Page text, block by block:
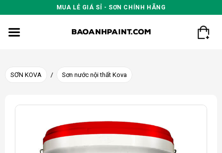
to
content
MUA LẺ GIÁ SỈ - SƠN CHÍNH HÃNG
SƠN KOVA / Sơn nước nội thất Kova